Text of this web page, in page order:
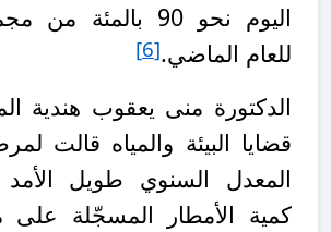
اليوم نحو 90
للعام الماضي.[6]
الدكتورة منى يعقوب هندية
قضايا البيئة والمياه قالت
المعدل السنوي طويل
كمية الأمطار المسجّلة